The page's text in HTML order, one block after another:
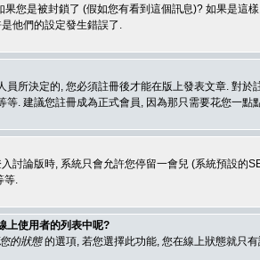
您是被封鎖了 (假如您有看到這個訊息)? 如果是
他們的設定發生錯誤了.
所決定的, 您必須註冊後才能在版上發表文章. 對
等. 建議您註冊成為正式會員, 因為那只需要花您一點
討論版時, 系統只會允許您停留一會兒 (系統預設的
等.
上使用者的列表中呢?
的狀態的選項, 若您選擇此功能, 您在線上狀態就只